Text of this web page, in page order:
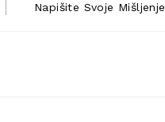
Napišite Svoje Mišljenje